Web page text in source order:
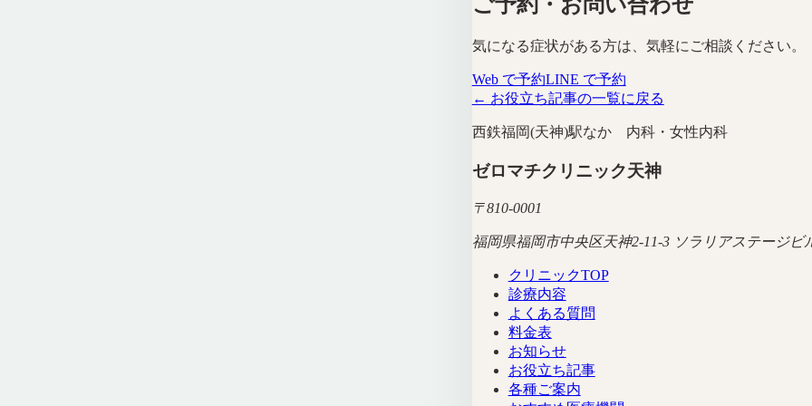
気になる症状がある方は、気軽にご相談ください。
Web で予約LINE で予約
← お役立ち記事の一覧に戻る
西鉄福岡(天神)駅なか 内科・女性内科
ゼロマチクリニック天神
〒810-0001
福岡県福岡市中央区天神2-11-3 ソラリアステージビ
クリニックTOP
診療内容
よくある質問
料金表
お知らせ
お役立ち記事
各種ご案内